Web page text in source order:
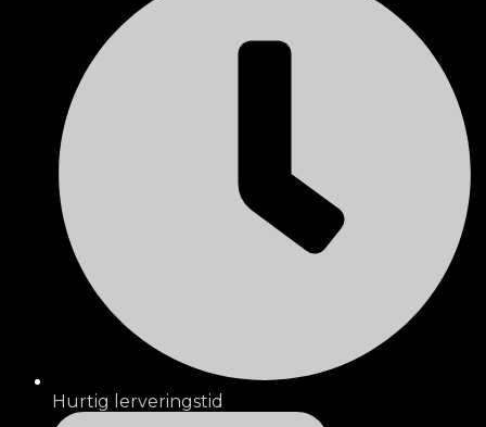
Hurtig lerveringstid